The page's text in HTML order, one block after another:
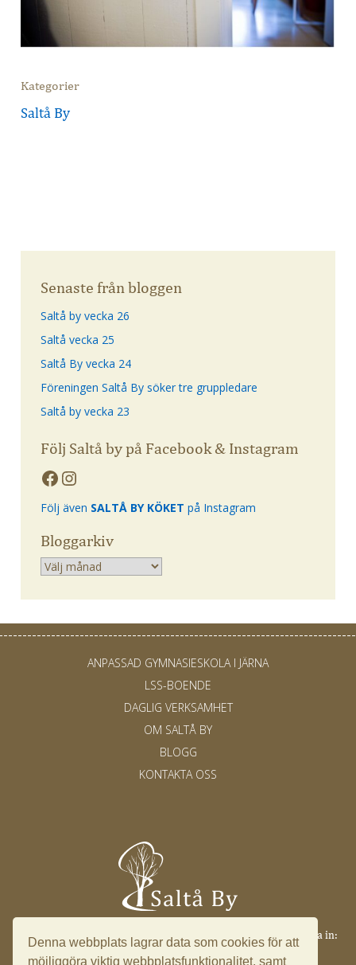
Kategorier
Saltå By
Senaste från bloggen
Saltå by vecka 26
Saltå vecka 25
Saltå By vecka 24
Föreningen Saltå By söker tre gruppledare
Saltå by vecka 23
Följ Saltå by på Facebook & Instagram
Följ även SALTÅ BY KÖKET på Instagram
Bloggarkiv
Arkiv
ANPASSAD GYMNASIESKOLA I JÄRNA
LSS-BOENDE
DAGLIG VERKSAMHET
OM SALTÅ BY
BLOGG
KONTAKTA OSS
Denna webbplats lagrar data som cookies för att
möjliggöra viktig webbplatsfunktionalitet, samt
Saltå 17, 153 91 Järna ·info@saltaby.se 08 551 501 49 ·Logga in:
Ledningssystem